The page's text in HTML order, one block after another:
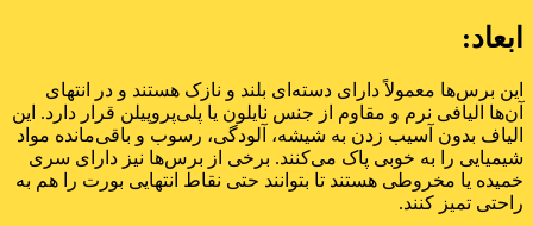
ابعاد:
این برس‌ها معمولاً دارای دسته‌ای بلند و نازک هستند و در انتهای
آن‌ها الیافی نرم و مقاوم از جنس نایلون یا پلی‌پروپیلن قرار دارد. این
الیاف بدون آسیب زدن به شیشه، آلودگی، رسوب و باقی‌مانده مواد
شیمیایی را به خوبی پاک می‌کنند. برخی از برس‌ها نیز دارای سری
خمیده یا مخروطی هستند تا بتوانند حتی نقاط انتهایی بورت را هم به
راحتی تمیز کنند.